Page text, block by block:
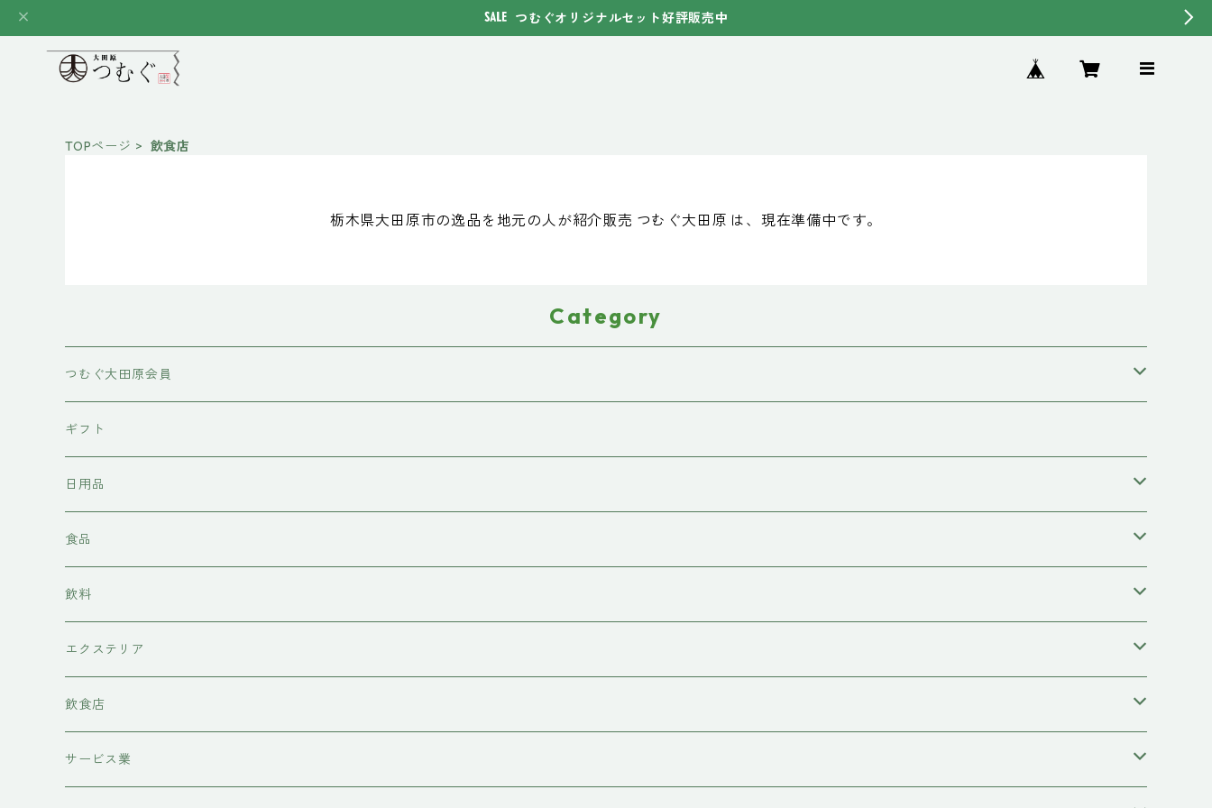
つむぐオリジナルセット好評販売中
TOPページ 飲食店
栃木県大田原市の逸品を地元の人が紹介販売 つむぐ大田原 は、現在準備中です。
Category
つむぐ大田原会員
東京石材
岩上商店
稲見商店
momo farm
前田牧場
吉岡食品工業
ハニーラルヴァ
ギフト
日用品
洗剤
雑貨
コースター
ヘアケア
シャンプー
コンディショナー
水槽底床
コースター
食品
味噌
カレー
牛肉
糀
飲料
日本酒
ワイン
甘酒
エクステリア
物置
飲食店
レストラン
サービス業